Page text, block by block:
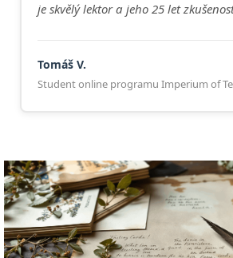
je skvělý lektor a jeho 25 let
Tomáš V.
Student online programu Imperium of